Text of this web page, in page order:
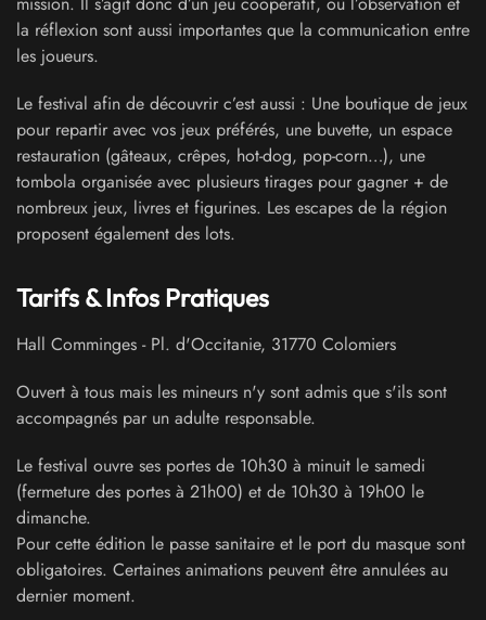
la réflexion sont aussi importantes que la communication entre
les joueurs.
Le festival afin de découvrir c’est aussi : Une boutique de jeux
pour repartir avec vos jeux préférés, une buvette, un espace
restauration (gâteaux, crêpes, hot-dog, pop-corn…), une
tombola organisée avec plusieurs tirages pour gagner + de
nombreux jeux, livres et figurines. Les escapes de la région
proposent également des lots.
Tarifs & Infos Pratiques
Hall Comminges - Pl. d'Occitanie, 31770 Colomiers
Ouvert à tous mais les mineurs n'y sont admis que s'ils sont
accompagnés par un adulte responsable.
Le festival ouvre ses portes de 10h30 à minuit le samedi
(fermeture des portes à 21h00) et de 10h30 à 19h00 le
dimanche.
Pour cette édition le passe sanitaire et le port du masque sont
obligatoires. Certaines animations peuvent être annulées au
dernier moment.